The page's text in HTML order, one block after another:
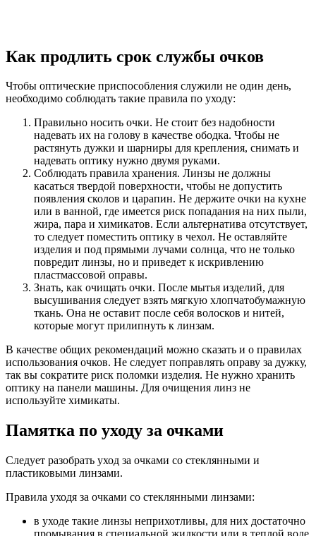
Как продлить срок службы очков
Чтобы оптические приспособления служили не один день,
необходимо соблюдать такие правила по уходу:
Правильно носить очки. Не стоит без надобности
надевать их на голову в качестве ободка. Чтобы не
растянуть дужки и шарниры для крепления, снимать и
надевать оптику нужно двумя руками.
Соблюдать правила хранения. Линзы не должны
касаться твердой поверхности, чтобы не допустить
появления сколов и царапин. Не держите очки на кухне
или в ванной, где имеется риск попадания на них пыли,
жира, пара и химикатов. Если альтернатива отсутствует,
то следует поместить оптику в чехол. Не оставляйте
изделия и под прямыми лучами солнца, что не только
повредит линзы, но и приведет к искривлению
пластмассовой оправы.
Знать, как очищать очки. После мытья изделий, для
высушивания следует взять мягкую хлопчатобумажную
ткань. Она не оставит после себя волосков и нитей,
которые могут прилипнуть к линзам.
В качестве общих рекомендаций можно сказать и о правилах
использования очков. Не следует поправлять оправу за дужку,
так вы сократите риск поломки изделия. Не нужно хранить
оптику на панели машины. Для очищения линз не
используйте химикаты.
Памятка по уходу за очками
Следует разобрать уход за очками со стеклянными и
пластиковыми линзами.
Правила уходя за очками со стеклянными линзами:
в уходе такие линзы неприхотливы, для них достаточно